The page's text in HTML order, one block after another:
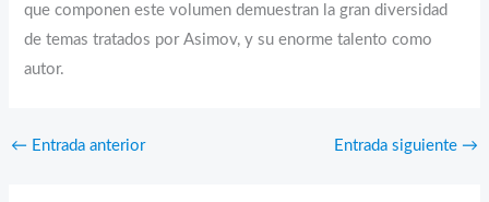
que componen este volumen demuestran la gran diversidad
de temas tratados por Asimov, y su enorme talento como
autor.
← Entrada anterior Entrada siguiente →